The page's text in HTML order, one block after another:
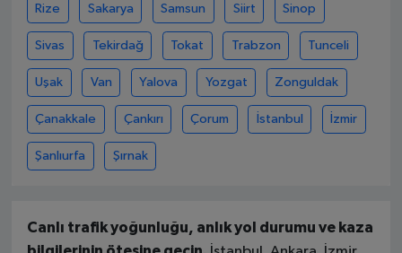
Rize Sakarya Samsun Siirt Sinop
Sivas Tekirdağ Tokat Trabzon Tunceli
Uşak Van Yalova Yozgat Zonguldak
Çanakkale Çankırı Çorum İstanbul İzmir
Şanlıurfa Şırnak
Canlı trafik yoğunluğu, anlık yol durumu ve kaza